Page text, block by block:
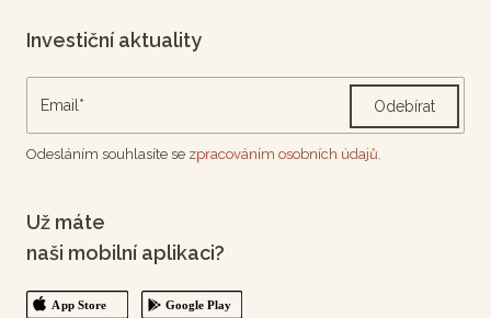
Investiční aktuality
Odebírat
Odesláním souhlasíte se zpracováním osobních údajů.
Už máte
naši mobilní aplikaci?